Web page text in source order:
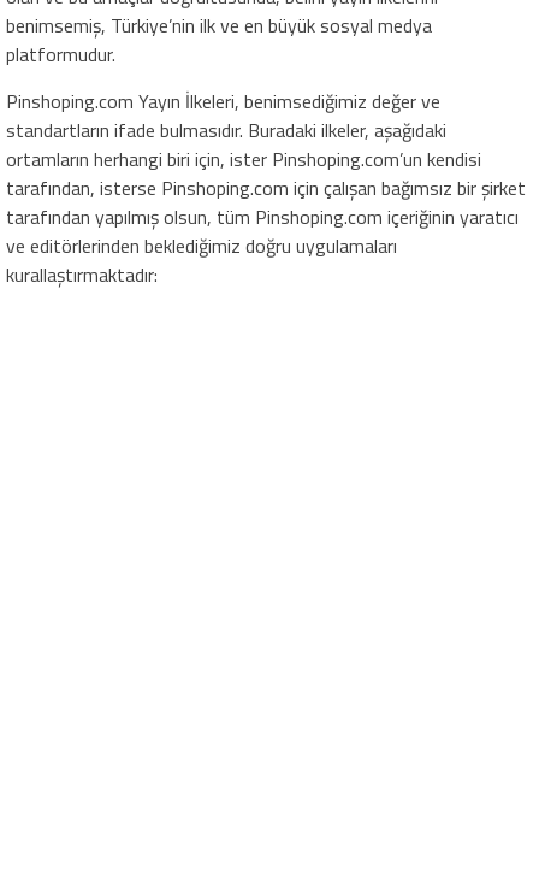
benimsemiş, Türkiye’nin ilk ve en büyük sosyal medya
platformudur.
Pinshoping.com Yayın İlkeleri, benimsediğimiz değer ve
standartların ifade bulmasıdır. Buradaki ilkeler, aşağıdaki
ortamların herhangi biri için, ister Pinshoping.com’un kendisi
tarafından, isterse Pinshoping.com için çalışan bağımsız bir şirket
tarafından yapılmış olsun, tüm Pinshoping.com içeriğinin yaratıcı
ve editörlerinden beklediğimiz doğru uygulamaları
kurallaştırmaktadır: